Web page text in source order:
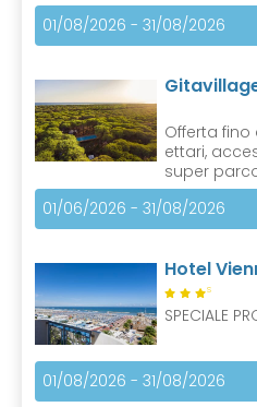
01/08/2026 - 31/08/2026
Offerta fino
ettari,
super
01/06/2026 - 31/08/2026
Hotel
S
SPECIALE
01/08/2026 - 31/08/2026